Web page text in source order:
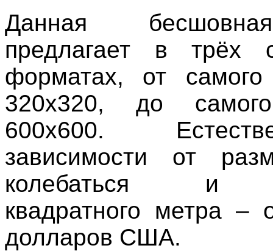
Данная
предлагает в трёх
форматах, от самого
320х320, до
600х600.
зависимости от
колебаться и
квадратного метра
долларов США.